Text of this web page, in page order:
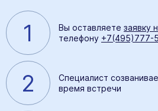
1 Вы оставляете заявку
телефону +7(495)777-
2
Специалист
время встречи